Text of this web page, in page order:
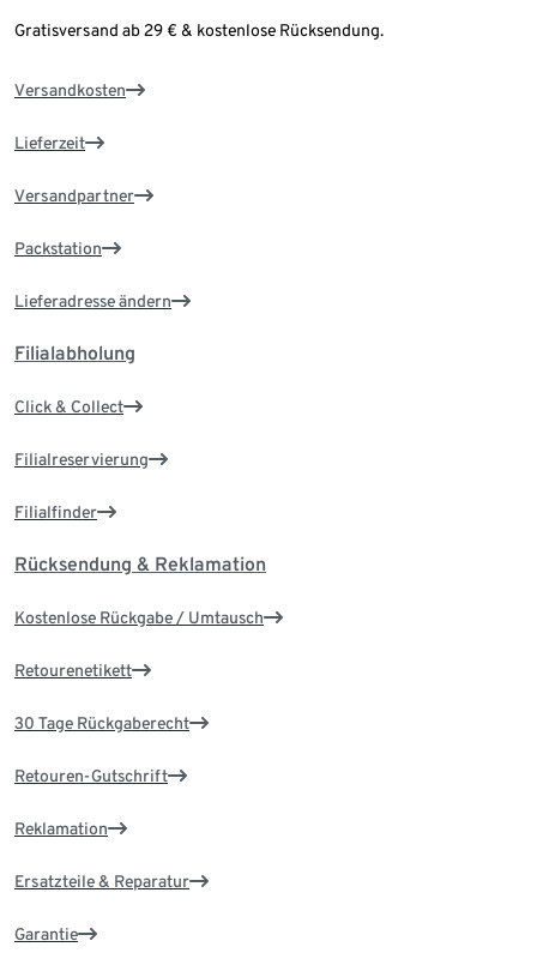
Gratisversand ab 29 € & kostenlose Rücksendung.
Versandkosten
Lieferzeit
Versandpartner
Packstation
Lieferadresse ändern
Filialabholung
Click & Collect
Filialreservierung
Filialfinder
Rücksendung & Reklamation
Kostenlose Rückgabe / Umtausch
Retourenetikett
30 Tage Rückgaberecht
Retouren-Gutschrift
Reklamation
Ersatzteile & Reparatur
Garantie